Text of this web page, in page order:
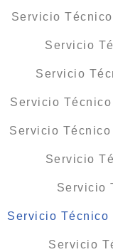
Servicio
Servicio
Servicio
Servicio
Servicio
Servicio
Servicio
Servicio
Servicio